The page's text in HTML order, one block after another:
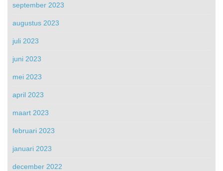
september 2023
augustus 2023
juli 2023
juni 2023
mei 2023
april 2023
maart 2023
februari 2023
januari 2023
december 2022